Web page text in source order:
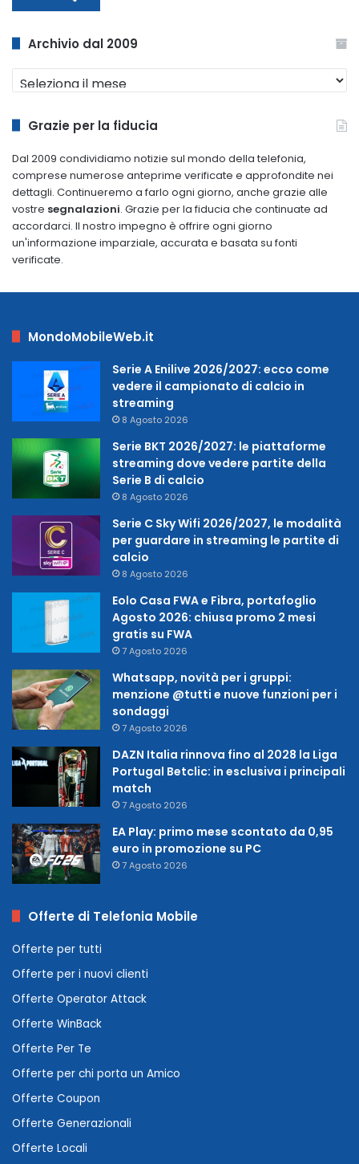
Archivio dal 2009
Archivio
dal
Grazie per la fiducia
Dal 2009 condividiamo notizie sul mondo della telefonia,
comprese numerose anteprime verificate e approfondite nei
dettagli. Continueremo a farlo ogni giorno, anche grazie alle
vostre segnalazioni. Grazie per la fiducia che continuate ad
accordarci. Il nostro impegno è offrire ogni giorno
un'informazione imparziale, accurata e basata su fonti
verificate.
MondoMobileWeb.it
Serie A Enilive 2026/2027: ecco come
vedere il campionato di calcio in
streaming
8 Agosto 2026
Serie BKT 2026/2027: le piattaforme
streaming dove vedere partite della
Serie B di calcio
8 Agosto 2026
Serie C Sky Wifi 2026/2027, le modalità
per guardare in streaming le partite di
calcio
8 Agosto 2026
Eolo Casa FWA e Fibra, portafoglio
Agosto 2026: chiusa promo 2 mesi
gratis su FWA
7 Agosto 2026
Whatsapp, novità per i gruppi:
menzione @tutti e nuove funzioni per i
sondaggi
7 Agosto 2026
DAZN Italia rinnova fino al 2028 la Liga
Portugal Betclic: in esclusiva i principali
match
7 Agosto 2026
EA Play: primo mese scontato da 0,95
euro in promozione su PC
7 Agosto 2026
Offerte di Telefonia Mobile
Offerte per tutti
Offerte per i nuovi clienti
Offerte Operator Attack
Offerte WinBack
Offerte Per Te
Offerte per chi porta un Amico
Offerte Coupon
Offerte Generazionali
Offerte Locali